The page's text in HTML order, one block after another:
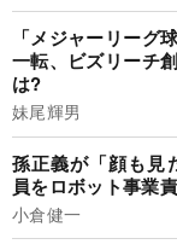
「メジャーリーグ
一転、ビズリーチ
は?
妹尾輝男
孫正義が「顔も見
員をロボット事業
小倉健一